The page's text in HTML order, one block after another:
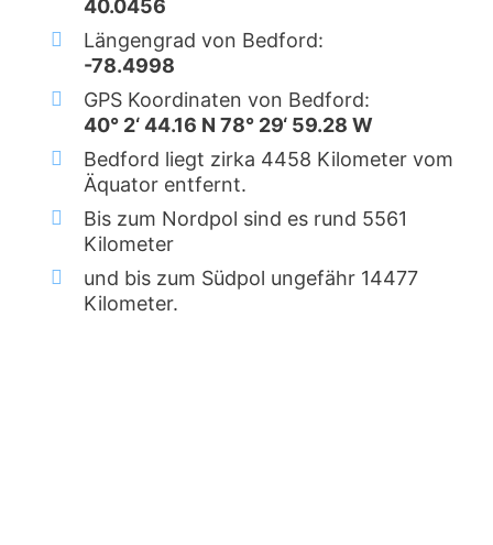
40.0456
Längengrad von Bedford:
-78.4998
GPS Koordinaten von Bedford:
40° 2‘ 44.16 N 78° 29‘ 59.28 W
Bedford liegt zirka 4458 Kilometer vom
Äquator entfernt.
Bis zum Nordpol sind es rund 5561
Kilometer
und bis zum Südpol ungefähr 14477
Kilometer.